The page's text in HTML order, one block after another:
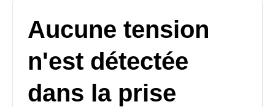
Aucune tension
n'est détectée
dans la prise